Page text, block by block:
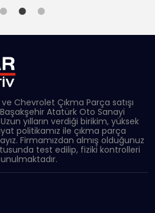
Chevrolet Çıkma Parça satışı
Atatürk Oto Sanayi
yılların verdiği birikim, yüksek
politikamız ile çıkma parça
Firmamızdan almış olduğunuz
test edilip, fiziki kontrolleri